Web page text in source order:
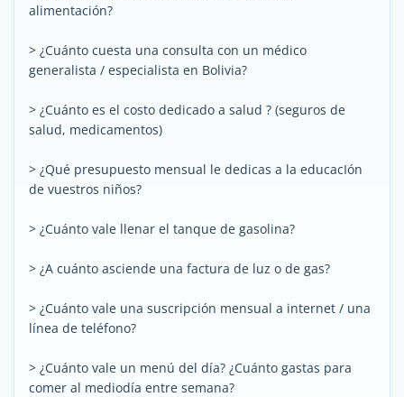
alimentación?
> ¿Cuánto cuesta una consulta con un médico
generalista / especialista en Bolivia?
> ¿Cuánto es el costo dedicado a salud ? (seguros de
salud, medicamentos)
> ¿Qué presupuesto mensual le dedicas a la educacIón
de vuestros niños?
> ¿Cuánto vale llenar el tanque de gasolina?
> ¿A cuánto asciende una factura de luz o de gas?
> ¿Cuánto vale una suscripción mensual a internet / una
línea de teléfono?
> ¿Cuánto vale un menú del día? ¿Cuánto gastas para
comer al mediodía entre semana?